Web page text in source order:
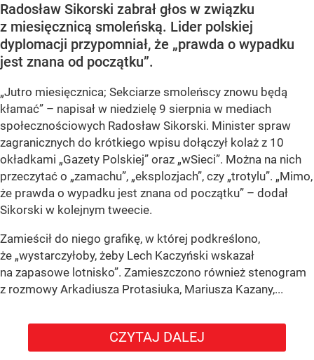
Radosław Sikorski zabrał głos w związku
z miesięcznicą smoleńską. Lider polskiej
dyplomacji przypomniał, że „prawda o wypadku
jest znana od początku”.
„Jutro miesięcznica; Sekciarze smoleńscy znowu będą
kłamać” – napisał w niedzielę 9 sierpnia w mediach
społecznościowych Radosław Sikorski. Minister spraw
zagranicznych do krótkiego wpisu dołączył kolaż z 10
okładkami „Gazety Polskiej” oraz „wSieci”. Można na nich
przeczytać o „zamachu”, „eksplozjach”, czy „trotylu”. „Mimo,
że prawda o wypadku jest znana od początku” – dodał
Sikorski w kolejnym tweecie.
Zamieścił do niego grafikę, w której podkreślono,
że „wystarczyłoby, żeby Lech Kaczyński wskazał
na zapasowe lotnisko”. Zamieszczono również stenogram
z rozmowy Arkadiusza Protasiuka, Mariusza Kazany,...
CZYTAJ DALEJ